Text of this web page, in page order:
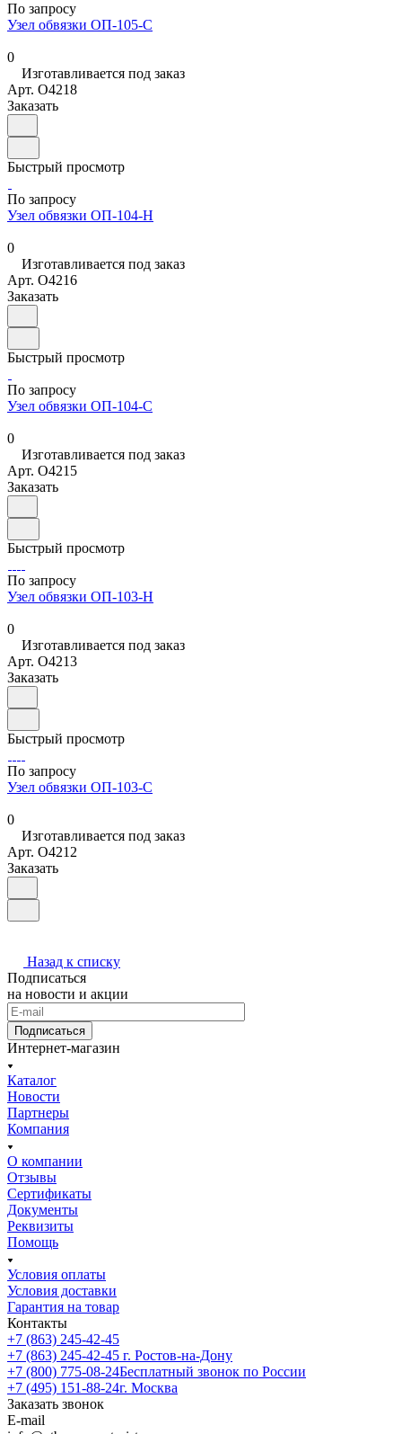
По запросу
Узел обвязки ОП-105-С
0
Изготавливается под заказ
Арт. O4218
Заказать
Быстрый просмотр
По запросу
Узел обвязки ОП-104-Н
0
Изготавливается под заказ
Арт. O4216
Заказать
Быстрый просмотр
По запросу
Узел обвязки ОП-104-С
0
Изготавливается под заказ
Арт. O4215
Заказать
Быстрый просмотр
По запросу
Узел обвязки ОП-103-Н
0
Изготавливается под заказ
Арт. O4213
Заказать
Быстрый просмотр
По запросу
Узел обвязки ОП-103-С
0
Изготавливается под заказ
Арт. O4212
Заказать
Назад к списку
Подписаться
на новости и акции
Подписаться
Интернет-магазин
Каталог
Новости
Партнеры
Компания
О компании
Отзывы
Сертификаты
Документы
Реквизиты
Помощь
Условия оплаты
Условия доставки
Гарантия на товар
Контакты
+7 (863) 245-42-45
+7 (863) 245-42-45 г. Ростов-на-Дону
+7 (800) 775-08-24Бесплатный звонок по России
+7 (495) 151-88-24г. Москва
Заказать звонок
E-mail